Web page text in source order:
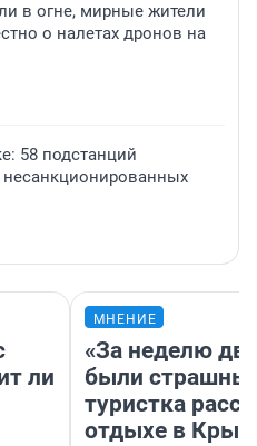
в огне, мирные жители
о налетах дронов на
58 подстанций
ли
МНЕНИЕ
«За неделю
были
туристка
отдыхе в